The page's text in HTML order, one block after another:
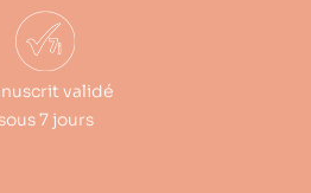
validé
sous 7 jours